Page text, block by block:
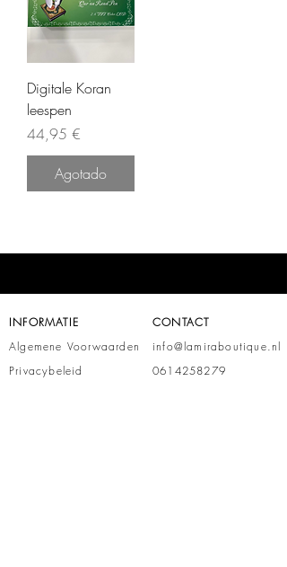
Digitale Koran
leespen
Precio
44,95 €
Agotado
INFORMATIE
Algemene Voorwaarden
Privacybeleid
CONTACT
info@lamiraboutique.nl
0614258279